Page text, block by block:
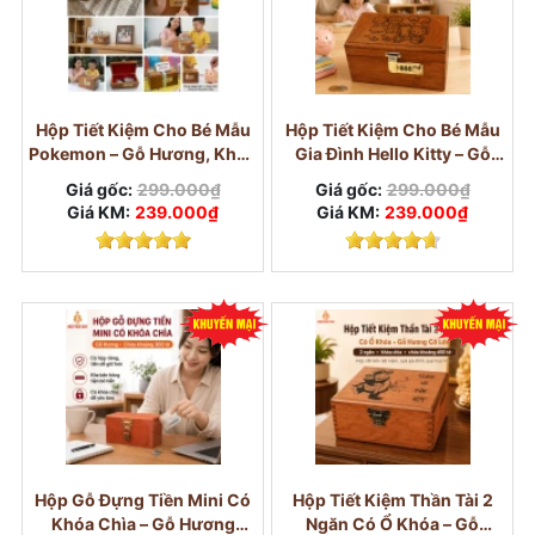
thì khác. Nókhông chỉ là nơi cất tiền,
còn giống như một lời nhắc nhỏ mỗi ngày
mình đangdành dụm cho một mục tiêu nào
. Khi chiếc hộp đủ đẹp, đủ chắc và đủ
nghiêm túc, việc tiết kiệm cũng có cảm giác
đáng làm hơn.
Hộp đựng tiền bằng gỗ Hương phù hợp với
Hộp Tiết Kiệm Cho Bé Mẫu
Pokemon – Gỗ Hương, Khóa
Giá gốc: 299.000₫
Giá KM: 239.000₫
Hộp Tiết Kiệm Cho Bé Mẫu
Gia Đình Hello Kitty – Gỗ
Hương, Khóa Số
Giá gốc: 299.000₫
Giá KM: 239.000₫
Hộp Gỗ Đựng Tiền Mini Có
Khóa Chìa – Gỗ Hương
Hộp Tiết Kiệm Thần Tài 2
Ngăn Có Ổ Khóa – Gỗ